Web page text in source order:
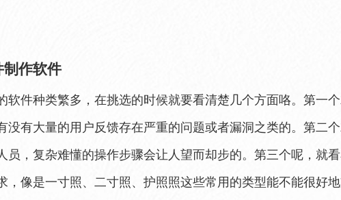
制作软件
软件种类繁多，在挑选的时候就要看清楚几个方面咯。第一
没有大量的用户反馈存在严重的问题或者漏洞之类的。第二
员，复杂难懂的操作步骤会让人望而却步的。第三个呢，就
，像是一寸照、二寸照、护照照这些常用的类型能不能很好地